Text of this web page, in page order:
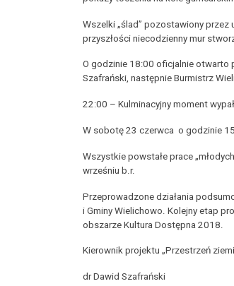
Wszelki „ślad” pozostawiony
przyszłości niecodzienny mur
O godzinie 18:00 oficjalnie otwarto
Szafrański, następnie Burmistrz
22:00 – Kulminacyjny moment
W sobotę 23 czerwca o godzinie
Wszystkie powstałe prace
wrześniu b.r.
Przeprowadzone działania
i Gminy Wielichowo. Kolejny etap
obszarze Kultura Dostępna 2018.
Kierownik projektu „Przestrzeń
dr Dawid Szafrański